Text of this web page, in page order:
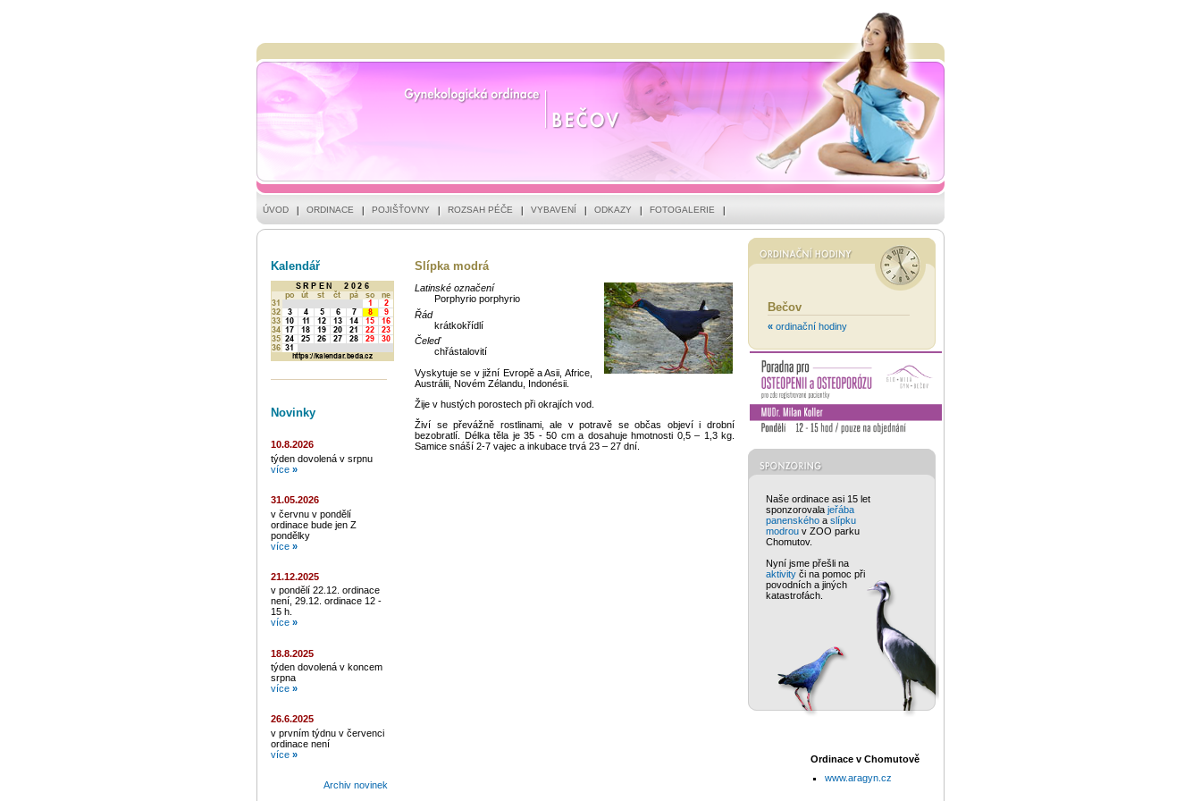
ÚVOD ORDINACE POJIŠŤOVNY ROZSAH PÉČE VYBAVENÍ ODKAZY FOTOGALERIE
Kalendář
Novinky
10.8.2026
týden dovolená v srpnu
více »
31.05.2026
v červnu v pondělí
ordinace bude jen Z
pondělky
více »
21.12.2025
v pondělí 22.12. ordinace
není, 29.12. ordinace 12 -
15 h.
více »
18.8.2025
týden dovolená v koncem
srpna
více »
26.6.2025
v prvním týdnu v červenci
ordinace není
více »
Archiv novinek
Slípka modrá
Latinské označení
Porphyrio porphyrio
Řád
krátkokřídlí
Čeleď
chřástalovití
Vyskytuje se v jižní Evropě a Asii, Africe,
Austrálii, Novém Zélandu, Indonésii.
Žije v hustých porostech při okrajích vod.
Živí se převážně rostlinami, ale v potravě se občas objeví i drobní
bezobratlí. Délka těla je 35 - 50 cm a dosahuje hmotnosti 0,5 – 1,3 kg.
Samice snáší 2-7 vajec a inkubace trvá 23 – 27 dní.
Bečov
« ordinační hodiny
Naše ordinace asi 15 let
sponzorovala jeřába
panenského a slípku
modrou v ZOO parku
Chomutov.
Nyní jsme přešli na
aktivity či na pomoc při
povodních a jiných
katastrofách.
Ordinace v Chomutově
www.aragyn.cz